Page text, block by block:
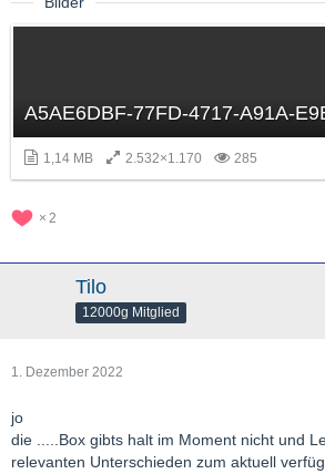
1,14 MB 2.532×1.170 285
2
Tilo
12000g Mitglied
1. Dezember 2022
jo
die .....Box gibts halt im Moment nicht und
relevanten Unterschieden zum aktuell